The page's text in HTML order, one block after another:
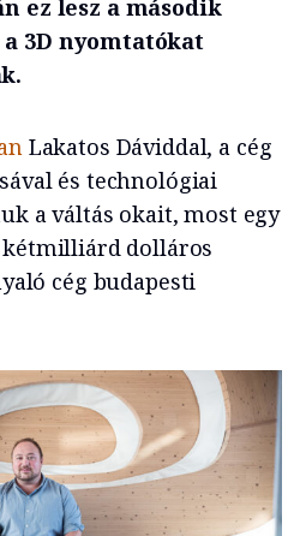
ez lesz a második
3D nyomtatókat
Lakatos Dáviddal, a cég
és technológiai
a váltás okait, most egy
dolláros
cég budapesti